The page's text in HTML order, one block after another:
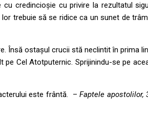
credincioșie cu privire la rezultatul
trebuie să se ridice ca un sunet de
Însă ostașul crucii stă neclintit în prima
Cel Atotputernic. Sprijinindu-se pe
este frântă. – Faptele apostolilor,